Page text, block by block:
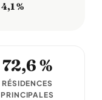
4,1 %
72,6 %
RÉSIDENCES
PRINCIPALES